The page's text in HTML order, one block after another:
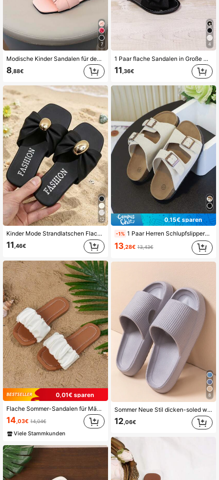
4.4K Follower
4,82 4.4K Follower
4,82 4.4K Follower
4,82 4.4K Follower
7
Modische Kinder Sandalen für den Außeneinsatz im Sommer, Schläppchen mit quadratischer Zehenform, Sandalen, Neue Stil Mädchen Schuhe, sehr attraktive Strandschuhe
8 ,88€
12
Kinder Mode Strandlatschen Flache Sandalen, leicht rutschfest und abriebfest PU Quadratische Zehenform Flache Strandlatschen, Europäischer und Amerikanischer beliebter Urlaubsstrand, Frühling/Sommer
11,46€
0,01€ sparen
Flache Sommer-Sandalen für Mädchen für den Außen- und Strandbereich, modisch gestaltet
14,03€ 14,04€
Viele Stammkunden
4
1 Paar flache Sandalen in Große Größen für Mädchen/kleine Mädchen, dekoriert mit glänzenden Perlen und Schmetterlingsmuster, elastische Schnürsenkel, rundes Zehendesign, rutschfest, modische und süße römische Stil Sandalen, geeignet für den täglichen Gebrauch, Party, Urlaub, Lässig, 2025 Neuankömmling
11 ,36€
0,15€ sparen
-1% 1 Paar Herren Schlupfslippers mit einfarbiger Kork- und PU-Sohle, rutschfest, runde Zehenpartie, ideal für den Sommer
13,28€ 13,43€
8
Sommer Neue Stil dicken-soled weichen Boden rutschfeste bequeme Outdoor-Leichtgewicht Urlaub Beach Slipper, vielseitigen Schuh
12,06€